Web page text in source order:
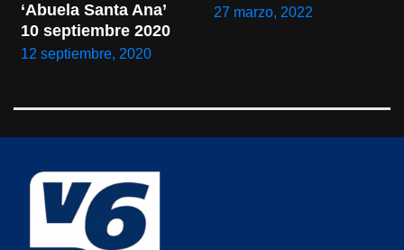
‘Abuela Santa Ana’
10 septiembre 2020
12 septiembre, 2020
27 marzo, 2022